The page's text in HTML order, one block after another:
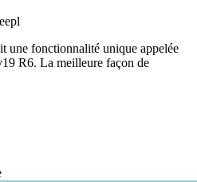
une fonctionnalité unique appelée
R6. La meilleure façon de